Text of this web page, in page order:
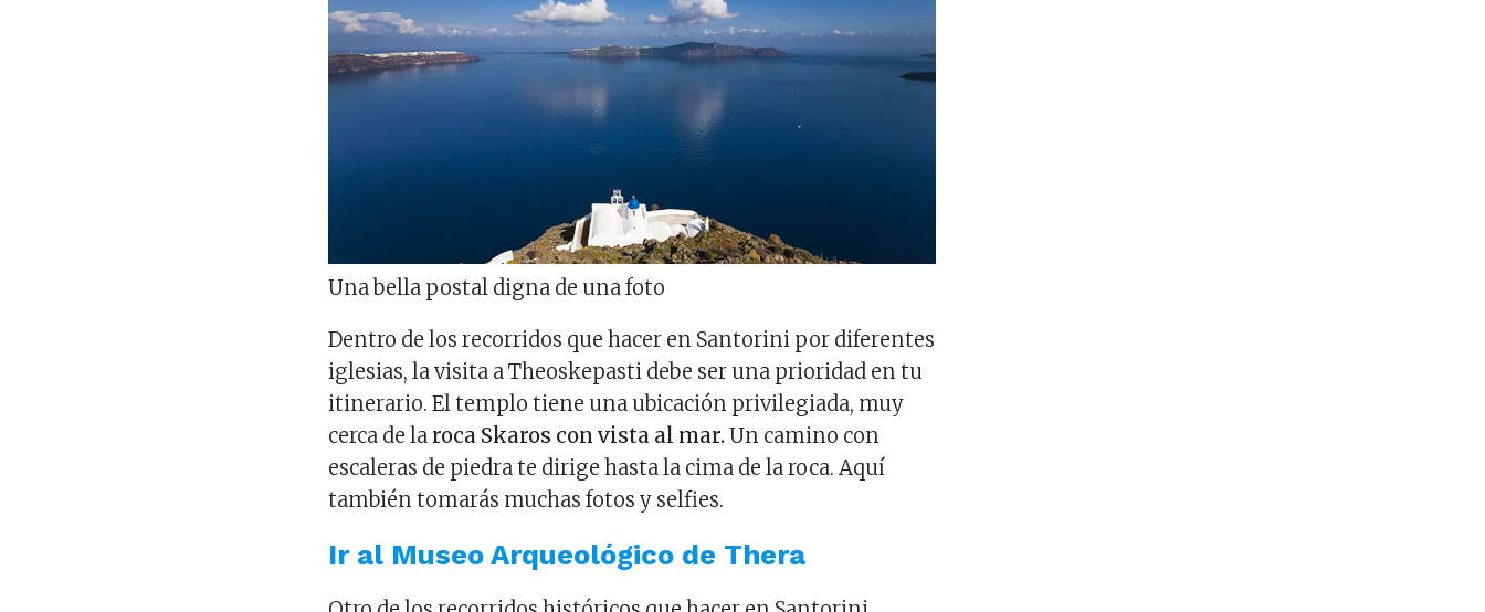
Una bella postal digna de una foto
Dentro de los recorridos que hacer en Santorini por diferentes
iglesias, la visita a Theoskepasti debe ser una prioridad en tu
itinerario. El templo tiene una ubicación privilegiada, muy
cerca de la roca Skaros con vista al mar. Un camino con
escaleras de piedra te dirige hasta la cima de la roca. Aquí
también tomarás muchas fotos y selfies.
Ir al Museo Arqueológico de Thera